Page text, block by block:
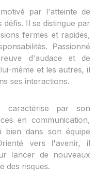
par l'atteinte de
Il se distingue par
fermes et rapides,
Passionné
d'audace et de
même et les autres, il
ses interactions.
caractérise par son
en communication,
bien dans son équipe
vers l'avenir, il
lancer de nouveaux
des risques.